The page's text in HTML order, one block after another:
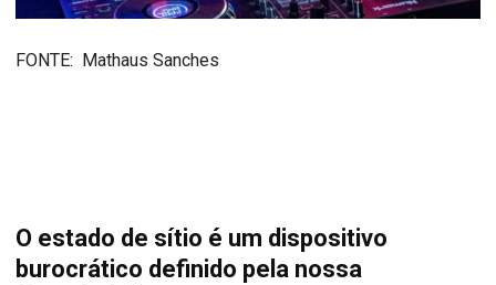
FONTE: Mathaus Sanches
O estado de sítio é um dispositivo
burocrático definido pela nossa